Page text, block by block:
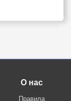
О нас
Правила